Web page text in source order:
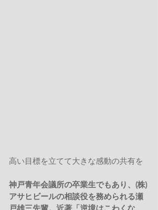
高い目標を立てて大きな感動の共有を
神戸青年会議所の卒業生でもあり、(株)
アサヒビールの相談役を務められる瀬